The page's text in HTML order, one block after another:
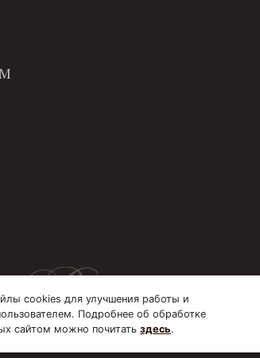
cookies для улучшения работы и
Подробнее об обработке
сайтом можно почитать здесь.